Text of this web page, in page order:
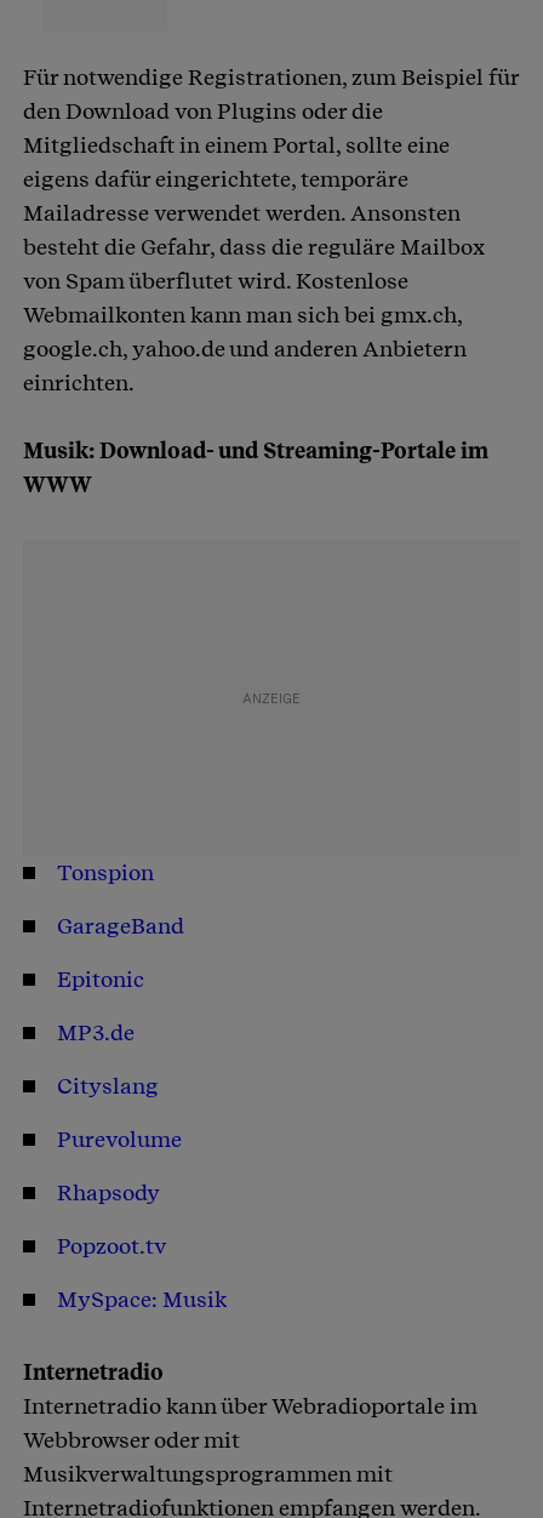
Für notwendige Registrationen, zum Beispiel für
den Download von Plugins oder die
Mitgliedschaft in einem Portal, sollte eine
eigens dafür eingerichtete, temporäre
Mailadresse verwendet werden. Ansonsten
besteht die Gefahr, dass die reguläre Mailbox
von Spam überflutet wird. Kostenlose
Webmailkonten kann man sich bei gmx.ch,
google.ch, yahoo.de und anderen Anbietern
einrichten.
Musik: Download- und Streaming-Portale im
WWW
Tonspion
GarageBand
Epitonic
MP3.de
Cityslang
Purevolume
Rhapsody
Popzoot.tv
MySpace: Musik
Internetradio
Internetradio kann über Webradioportale im
Webbrowser oder mit
Musikverwaltungsprogrammen mit
Internetradiofunktionen empfangen werden.